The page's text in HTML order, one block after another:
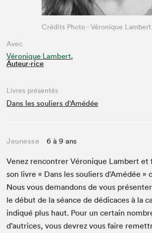
Avec
Véronique Lambert,
Auteur·rice
Crédits Photo - Véronique Lambert
Livres présentés
Dans les souliers d'Amédée
Jeunesse 6 à 9 ans
Venez ren­con­tr­er Véronique Lam­bert et
son livre « Dans les souliers d’Amédée »
Nous vous deman­dons de vous
le début de la séance de dédi­caces à la
indiqué plus haut. Pour un cer­tain
d’autrices, vous devrez vous faire